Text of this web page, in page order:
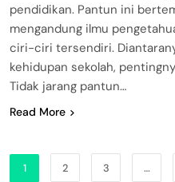
pendidikan. Pantun ini
mengandung ilmu
ciri-ciri tersendiri.
kehidupan sekolah,
Tidak jarang pantun…
Read More
1 2 3 …